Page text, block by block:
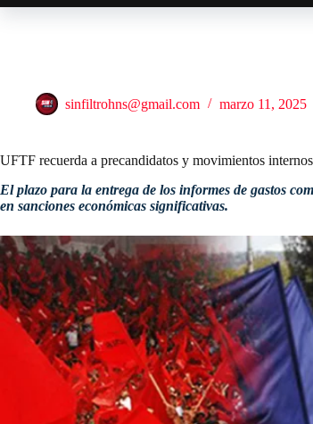
sinfiltrohns@gmail.com marzo 11, 2025
UFTF recuerda a precandidatos y movimientos
El plazo para la entrega de los informes de gastos
en sanciones económicas significativas.